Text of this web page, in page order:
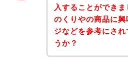
入することができ
のくりやの商品に
ジなどを参考にさ
うか？